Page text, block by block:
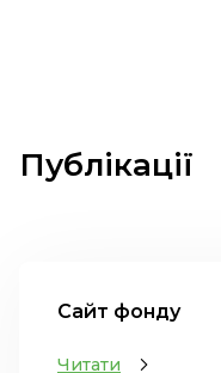
Публікації
Сайт фонду
Читати